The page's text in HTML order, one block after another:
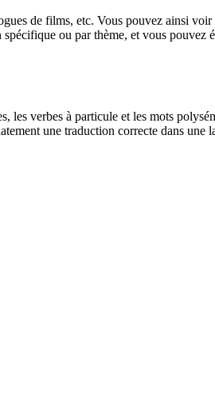
de films, etc. Vous pouvez ainsi
ou par thème, et vous pouvez
verbes à particule et les mots
une traduction correcte dans une